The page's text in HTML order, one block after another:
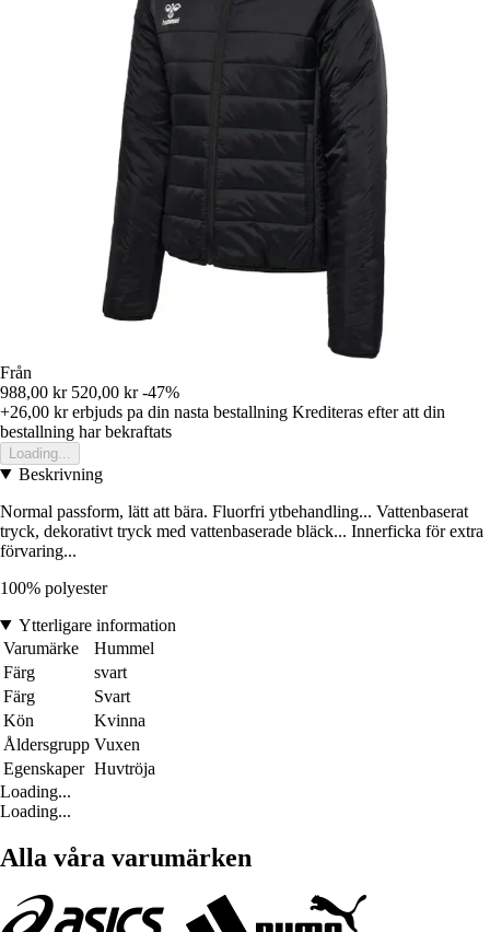
Från
988,00 kr 520,00 kr -47%
+26,00 krerbjuds pa din nasta bestallning Krediteras efter att din
bestallning har bekraftats
Loading...
Beskrivning
Normal passform, lätt att bära. Fluorfri ytbehandling... Vattenbaserat
tryck, dekorativt tryck med vattenbaserade bläck... Innerficka för extra
förvaring...
100% polyester
Ytterligare information
Varumärke
Hummel
Färg
svart
Färg
Svart
Kön
Kvinna
Åldersgrupp Vuxen
Egenskaper Huvtröja
Loading...
Loading...
Alla våra varumärken